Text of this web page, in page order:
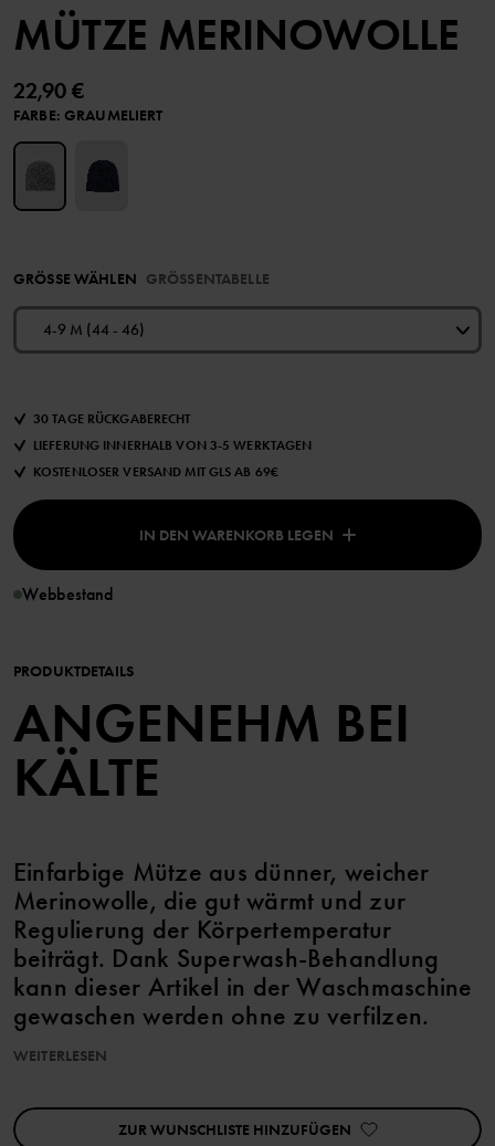
MÜTZE MERINOWOLLE
22,90 €
FARBE: GRAUMELIERT
GRÖSSE WÄHLEN GRÖSSENTABELLE
4-9 M (44 - 46)
30 TAGE RÜCKGABERECHT
LIEFERUNG INNERHALB VON 3-5 WERKTAGEN
KOSTENLOSER VERSAND MIT GLS AB 69€
IN DEN WARENKORB LEGEN
Webbestand
PRODUKTDETAILS
ANGENEHM BEI
KÄLTE
Einfarbige Mütze aus dünner, weicher
Merinowolle, die gut wärmt und zur
Regulierung der Körpertemperatur
beiträgt. Dank Superwash-Behandlung
kann dieser Artikel in der Waschmaschine
gewaschen werden ohne zu verfilzen.
https://www.polarnopyret.se/pop-cares/hallbara-plagg/vara-
hallbarhetsmarkningar»
WEITERLESEN
ZUR WUNSCHLISTE HINZUFÜGEN